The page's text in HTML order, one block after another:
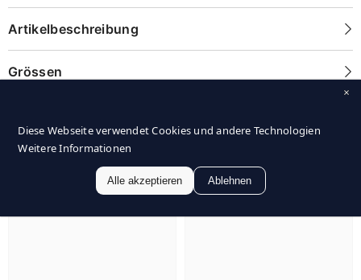
Artikelbeschreibung
Grössen
Unsere Empfehlung
Diese Webseite verwendet Cookies und andere Technologien
Weitere Informationen
Alle akzeptieren Ablehnen